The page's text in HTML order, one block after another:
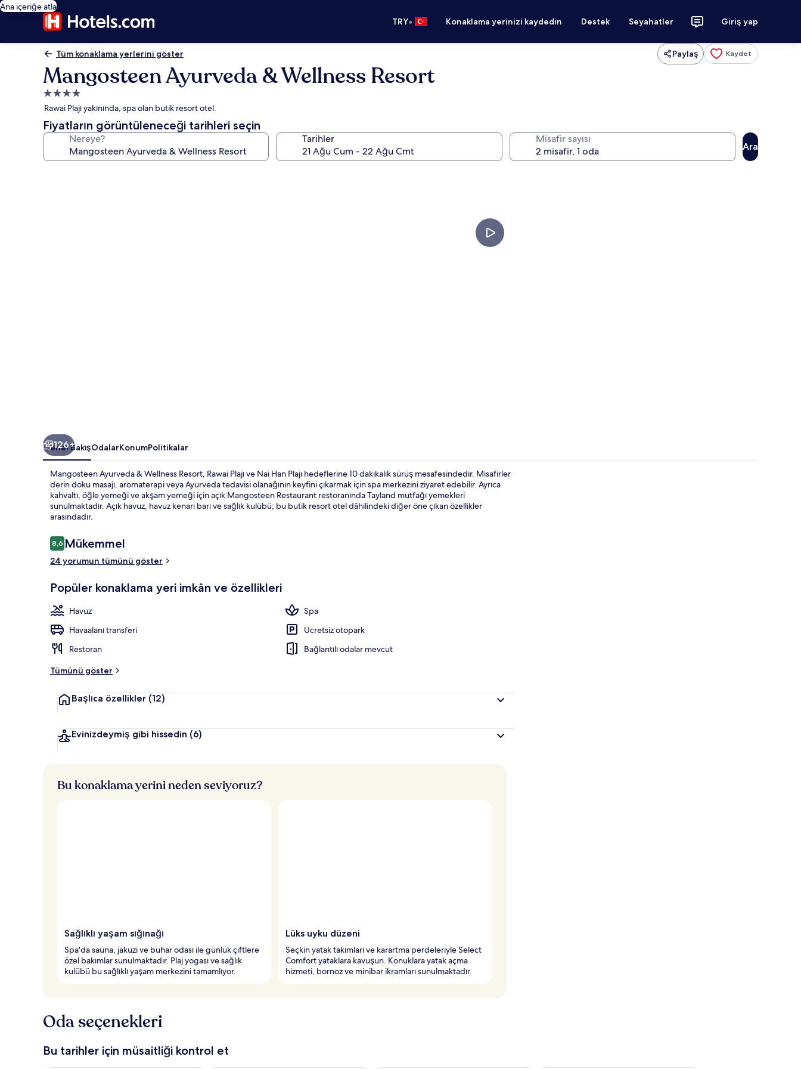
Ana içeriğe atla
TRY• Konaklama yerinizi kaydedin Destek Seyahatler Giriş yap
Tüm konaklama yerlerini göster Paylaş Kaydet
Mangosteen Ayurveda & Wellness Resort
4.0
yıldızlı
konaklama
yeri
Rawai Plajı yakınında, spa olan butik resort otel.
Fiyatların görüntüleneceği tarihleri seçin
Nereye? Tarihler Misafir sayısı
Ara
126+
Genel BakışOdalarKonumPolitikalar
Mangosteen Ayurveda & Wellness Resort, Rawai Plajı ve Nai Han Plajı hedeflerine 10 dakikalık sürüş mesafesindedir. Misafirler
derin doku masajı, aromaterapi veya Ayurveda tedavisi olanağının keyfini çıkarmak için spa merkezini ziyaret edebilir. Ayrıca
kahvaltı, öğle yemeği ve akşam yemeği için açık Mangosteen Restaurant restoranında Tayland mutfağı yemekleri
sunulmaktadır. Açık havuz, havuz kenarı barı ve sağlık kulübü; bu butik resort otel dâhilindeki diğer öne çıkan özellikler
arasındadır.
Yorumlar
8,68,6/10
Mükemmel
24 yorumun tümünü göster
Popüler konaklama yeri imkân ve özellikleri
Havuz
Spa
Havaalanı transferi
Ücretsiz otopark
Restoran
Bağlantılı odalar mevcut
Tümünü göster
Başlıca özellikler (12)
Evinizdeymiş gibi hissedin (6)
Bu konaklama yerini neden seviyoruz?
Sağlıklı yaşam sığınağı
Spa'da sauna, jakuzi ve buhar odası ile günlük çiftlere
özel bakımlar sunulmaktadır. Plaj yogası ve sağlık
kulübü bu sağlıklı yaşam merkezini tamamlıyor.
Lüks uyku düzeni
Seçkin yatak takımları ve karartma perdeleriyle Select
Comfort yataklara kavuşun. Konuklara yatak açma
hizmeti, bornoz ve minibar ikramları sunulmaktadır.
Oda seçenekleri
Bu tarihler için müsaitliği kontrol et